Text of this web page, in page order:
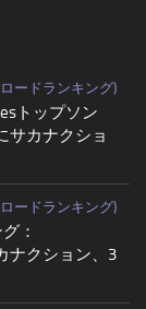
ードランキング)
トップソン
サカナクショ
ードランキング)
：
ナクション、3